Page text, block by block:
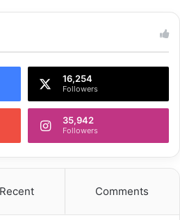
16,254
Followers
35,942
Followers
Recent Comments